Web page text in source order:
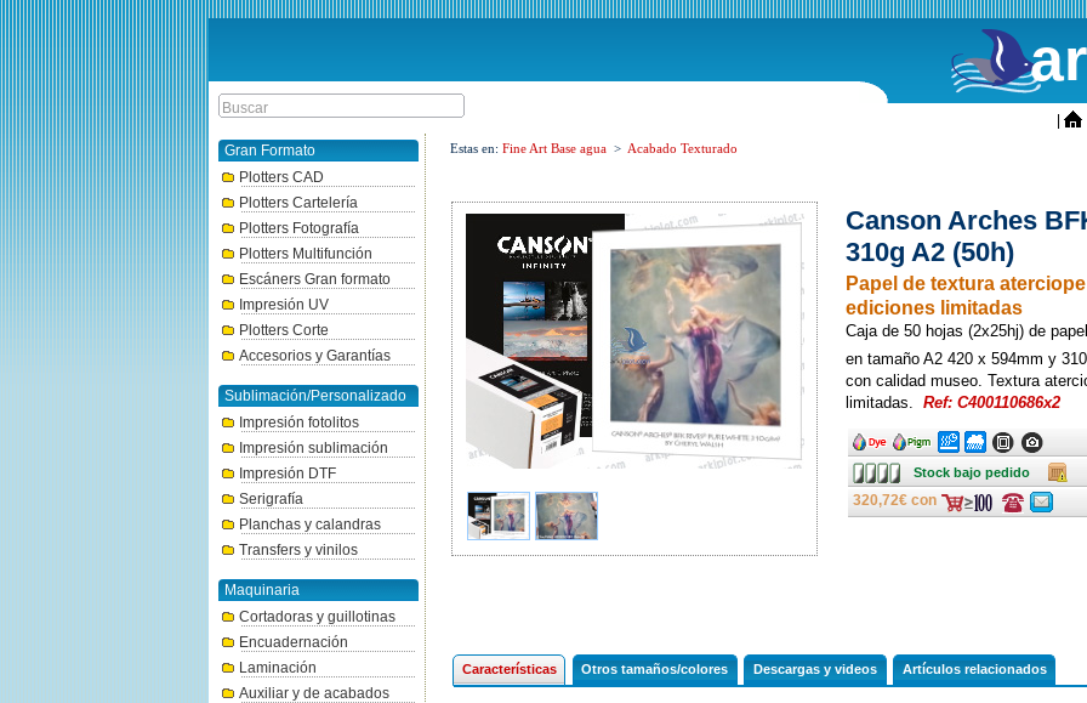
Gran Formato
Plotters CAD
Plotters Cartelería
Plotters Fotografía
Plotters Multifunción
Escáners Gran formato
Impresión UV
Plotters Corte
Accesorios y Garantías
Sublimación/Personalizado
Impresión fotolitos
Impresión sublimación
Impresión DTF
Serigrafía
Planchas y calandras
Transfers y vinilos
Maquinaria
Cortadoras y guillotinas
Encuadernación
Laminación
Auxiliar y de acabados
Estas en: Fine Art Base agua > Acabado Texturado
Canson Arches
310g A2 (50h)
Papel de textura
ediciones limitadas
Caja de 50 hojas (2x25hj) de
en tamaño A2 420 x 594mm y
con calidad museo. Textura
limitadas. Ref: C400110686x2
Ancho Ancho AnchoAnchoAnchoAncho
Stock
bajo
pedido
Stock bajo pedido Caja
320,72€ con
Consulte
ofertas
Consulte
ofertas
Características Otros tamaños/colores Descargas y videos Artículos relacionados